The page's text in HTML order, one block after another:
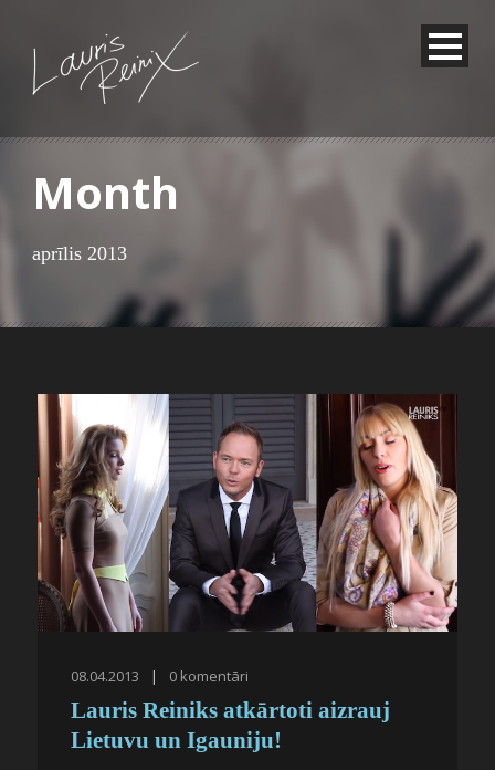
Month
aprīlis 2013
08.04.2013 | 0 komentāri
Lauris Reiniks atkārtoti aizrauj
Lietuvu un Igauniju!